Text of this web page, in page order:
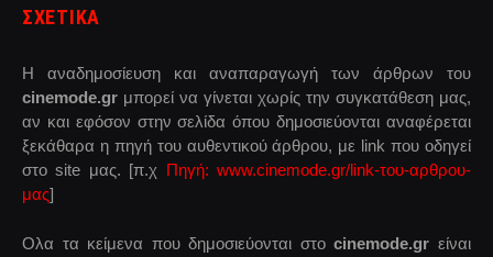
ΣΧΕΤΙΚΑ
Η αναδημοσίευση και αναπαραγωγή των άρθρων του
cinemode.gr μπορεί να γίνεται χωρίς την συγκατάθεση μας,
αν και εφόσον στην σελίδα όπου δημοσιεύονται αναφέρεται
ξεκάθαρα η πηγή του αυθεντικού άρθρου, με link που οδηγεί
στο site μας. [π.χ Πηγή: www.cinemode.gr/link-του-αρθρου-
μας]
Ολα τα κείμενα που δημοσιεύονται στοcinemode.gr είναι